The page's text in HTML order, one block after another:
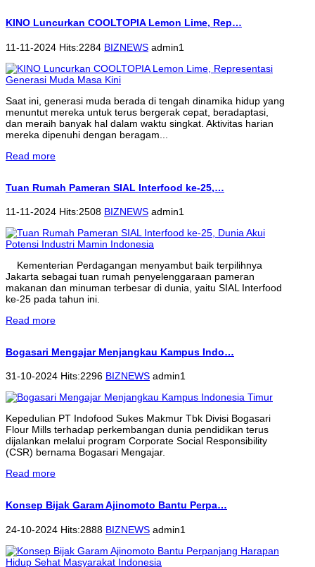
KINO Luncurkan COOLTOPIA Lemon Lime, Rep…
11-11-2024 Hits:2284 BIZNEWS admin1
Saat ini, generasi muda berada di tengah dinamika hidup yang
menuntut mereka untuk terus bergerak cepat, beradaptasi,
dan meraih banyak hal dalam waktu singkat. Aktivitas harian
mereka dipenuhi dengan beragam...
Read more
Tuan Rumah Pameran SIAL Interfood ke-25,…
11-11-2024 Hits:2508 BIZNEWS admin1
Kementerian Perdagangan menyambut baik terpilihnya
Jakarta sebagai tuan rumah penyelenggaraan pameran
makanan dan minuman terbesar di dunia, yaitu SIAL Interfood
ke-25 pada tahun ini.
Read more
Bogasari Mengajar Menjangkau Kampus Indo…
31-10-2024 Hits:2296 BIZNEWS admin1
Kepedulian PT Indofood Sukes Makmur Tbk Divisi Bogasari
Flour Mills terhadap perkembangan dunia pendidikan terus
dijalankan melalui program Corporate Social Responsibility
(CSR) bernama Bogasari Mengajar.
Read more
Konsep Bijak Garam Ajinomoto Bantu Perpa…
24-10-2024 Hits:2888 BIZNEWS admin1